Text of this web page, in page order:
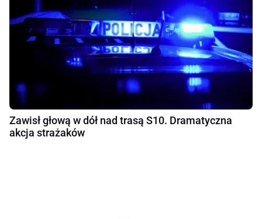
Zawisł głową w dół nad trasą S10. Dramatyczna
akcja strażaków